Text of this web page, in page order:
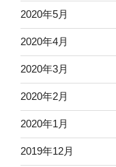
2020年5月
2020年4月
2020年3月
2020年2月
2020年1月
2019年12月